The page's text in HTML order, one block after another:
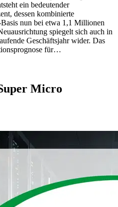
ein bedeutender
dessen kombinierte
nun bei etwa 1,1 Millionen
spiegelt sich auch in
Geschäftsjahr wider. Das
für…
Micro